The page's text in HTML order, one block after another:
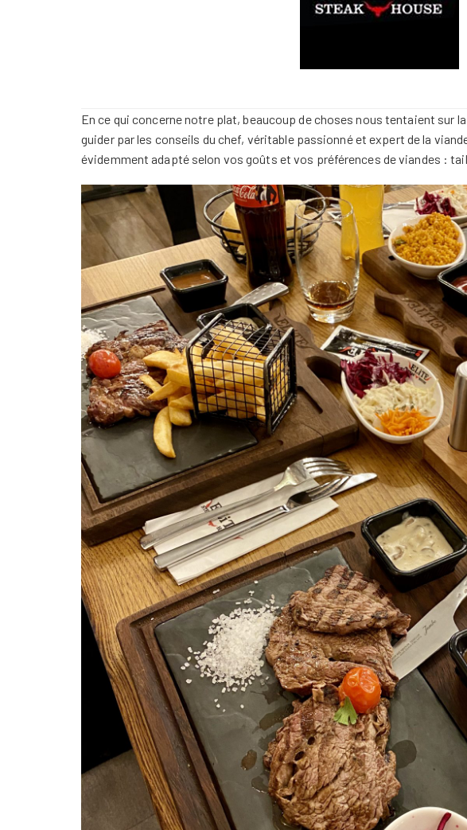
En ce qui concerne notre plat, beaucoup de choses nous tentaient sur
guider par les conseils du chef, véritable passionné et expert de la
évidemment adapté selon vos goûts et vos préférences de viandes :